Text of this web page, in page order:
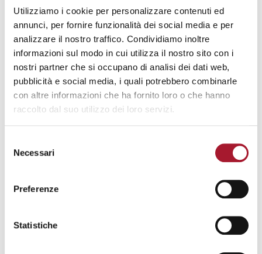
Utilizziamo i cookie per personalizzare contenuti ed
annunci, per fornire funzionalità dei social media e per
analizzare il nostro traffico. Condividiamo inoltre
informazioni sul modo in cui utilizza il nostro sito con i
nostri partner che si occupano di analisi dei dati web,
pubblicità e social media, i quali potrebbero combinarle
con altre informazioni che ha fornito loro o che hanno
raccolto dal suo utilizzo dei loro servizi.
delNecessari
Preferenze
Statistiche
aggiorneremo sulle nostre attività sociali e culturali e ti
inviteremo agli incontri.
Grazie fin d'ora!
ATTENZIONE: se hai bisogno di aiuto, non lasciare qui i
tuoi contatti, ma chiama il numero 3401264360.
Accetto le